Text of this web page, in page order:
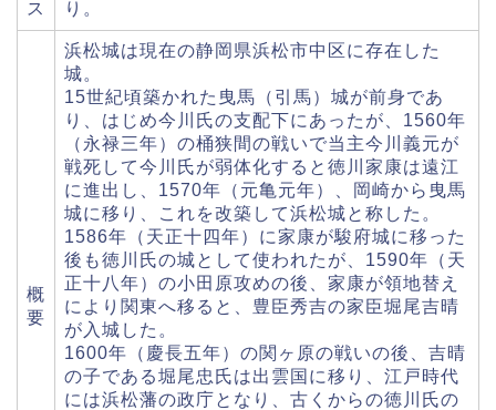
ス
り。
概
要
浜松城は現在の静岡県浜松市中区に存在した
城。
15世紀頃築かれた曳馬（引馬）城が前身であ
り、はじめ今川氏の支配下にあったが、1560年
（永禄三年）の桶狭間の戦いで当主今川義元が
戦死して今川氏が弱体化すると徳川家康は遠江
に進出し、1570年（元亀元年）、岡崎から曳馬
城に移り、これを改築して浜松城と称した。
1586年（天正十四年）に家康が駿府城に移った
後も徳川氏の城として使われたが、1590年（天
正十八年）の小田原攻めの後、家康が領地替え
により関東へ移ると、豊臣秀吉の家臣堀尾吉晴
が入城した。
1600年（慶長五年）の関ヶ原の戦いの後、吉晴
の子である堀尾忠氏は出雲国に移り、江戸時代
には浜松藩の政庁となり、古くからの徳川氏の